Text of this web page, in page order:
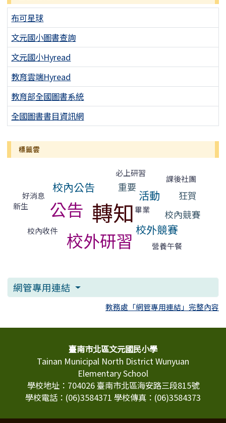
布可星球
文元國小圖書查詢
文元國小Hyread
教育雲端Hyread
教育部全國圖書系統
全國圖書書目資訊網
標籤雲
必上研習
校內公告
好消息
重要
課後社團
公告 轉知
活動 狂賀
新生 畢業 校內競賽
校內收件 校外研習 校外競賽
營養午餐
網管專用連結
教務處「網管專用連結」完整內容
頁尾區域內容臺南市北區文元國民小學
Tainan Municipal North District Wunyuan
Elementary School
學校地址：704026 臺南市北區海安路三段815號
學校電話：(06)3584371 學校傳真：(06)3584373